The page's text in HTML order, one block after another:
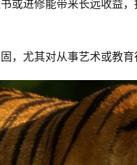
或进修能带来长远收益
，尤其对从事艺术或教育